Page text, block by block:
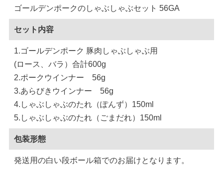
ゴールデンポークのしゃぶしゃぶセット 56GA
セット内容
1.ゴールデンポーク 豚肉しゃぶしゃぶ用
(ロース、バラ）合計600g
2.ポークウインナー 56g
3.あらびきウインナー 56g
4.しゃぶしゃぶのたれ（ぽんず）150ml
5.しゃぶしゃぶのたれ（ごまだれ）150ml
包装形態
発送用の白い段ボール箱でのお届けとなります。